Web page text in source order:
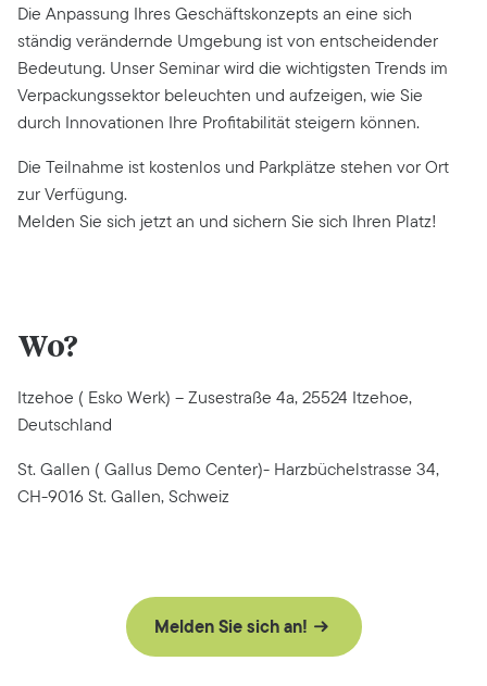
Die Anpassung Ihres Geschäftskonzepts an eine sich
ständig verändernde Umgebung ist von entscheidender
Bedeutung. Unser Seminar wird die wichtigsten Trends im
Verpackungssektor beleuchten und aufzeigen, wie Sie
durch Innovationen Ihre Profitabilität steigern können.
Die Teilnahme ist kostenlos und Parkplätze stehen vor Ort
zur Verfügung.
Melden Sie sich jetzt an und sichern Sie sich Ihren Platz!
Wo?
Itzehoe ( Esko Werk) – Zusestraße 4a, 25524 Itzehoe,
Deutschland
St. Gallen ( Gallus Demo Center)- Harzbüchelstrasse 34,
CH-9016 St. Gallen, Schweiz
Melden Sie sich an!